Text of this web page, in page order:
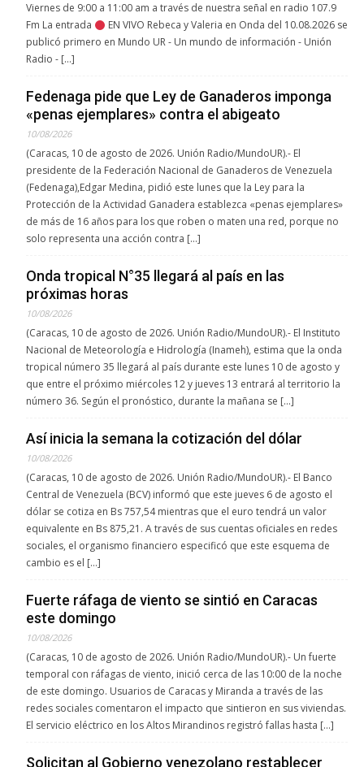
Viernes de 9:00 a 11:00 am a través de nuestra señal en radio 107.9
Fm La entrada
EN VIVO Rebeca y Valeria en Onda del 10.08.2026 se
publicó primero en Mundo UR - Un mundo de información - Unión
Radio - […]
Fedenaga pide que Ley de Ganaderos imponga
«penas ejemplares» contra el abigeato
10/08/2026
(Caracas, 10 de agosto de 2026. Unión Radio/MundoUR).- El
presidente de la Federación Nacional de Ganaderos de Venezuela
(Fedenaga),Edgar Medina, pidió este lunes que la Ley para la
Protección de la Actividad Ganadera establezca «penas ejemplares»
de más de 16 años para los que roben o maten una red, porque no
solo representa una acción contra […]
Onda tropical N°35 llegará al país en las
próximas horas
10/08/2026
(Caracas, 10 de agosto de 2026. Unión Radio/MundoUR).- El Instituto
Nacional de Meteorología e Hidrología (Inameh), estima que la onda
tropical número 35 llegará al país durante este lunes 10 de agosto y
que entre el próximo miércoles 12 y jueves 13 entrará al territorio la
número 36. Según el pronóstico, durante la mañana se […]
Así inicia la semana la cotización del dólar
10/08/2026
(Caracas, 10 de agosto de 2026. Unión Radio/MundoUR).- El Banco
Central de Venezuela (BCV) informó que este jueves 6 de agosto el
dólar se cotiza en Bs 757,54 mientras que el euro tendrá un valor
equivalente en Bs 875,21. A través de sus cuentas oficiales en redes
sociales, el organismo financiero especificó que este esquema de
cambio es el […]
Fuerte ráfaga de viento se sintió en Caracas
este domingo
10/08/2026
(Caracas, 10 de agosto de 2026. Unión Radio/MundoUR).- Un fuerte
temporal con ráfagas de viento, inició cerca de las 10:00 de la noche
de este domingo. Usuarios de Caracas y Miranda a través de las
redes sociales comentaron el impacto que sintieron en sus viviendas.
El servicio eléctrico en los Altos Mirandinos registró fallas hasta […]
Solicitan al Gobierno venezolano restablecer